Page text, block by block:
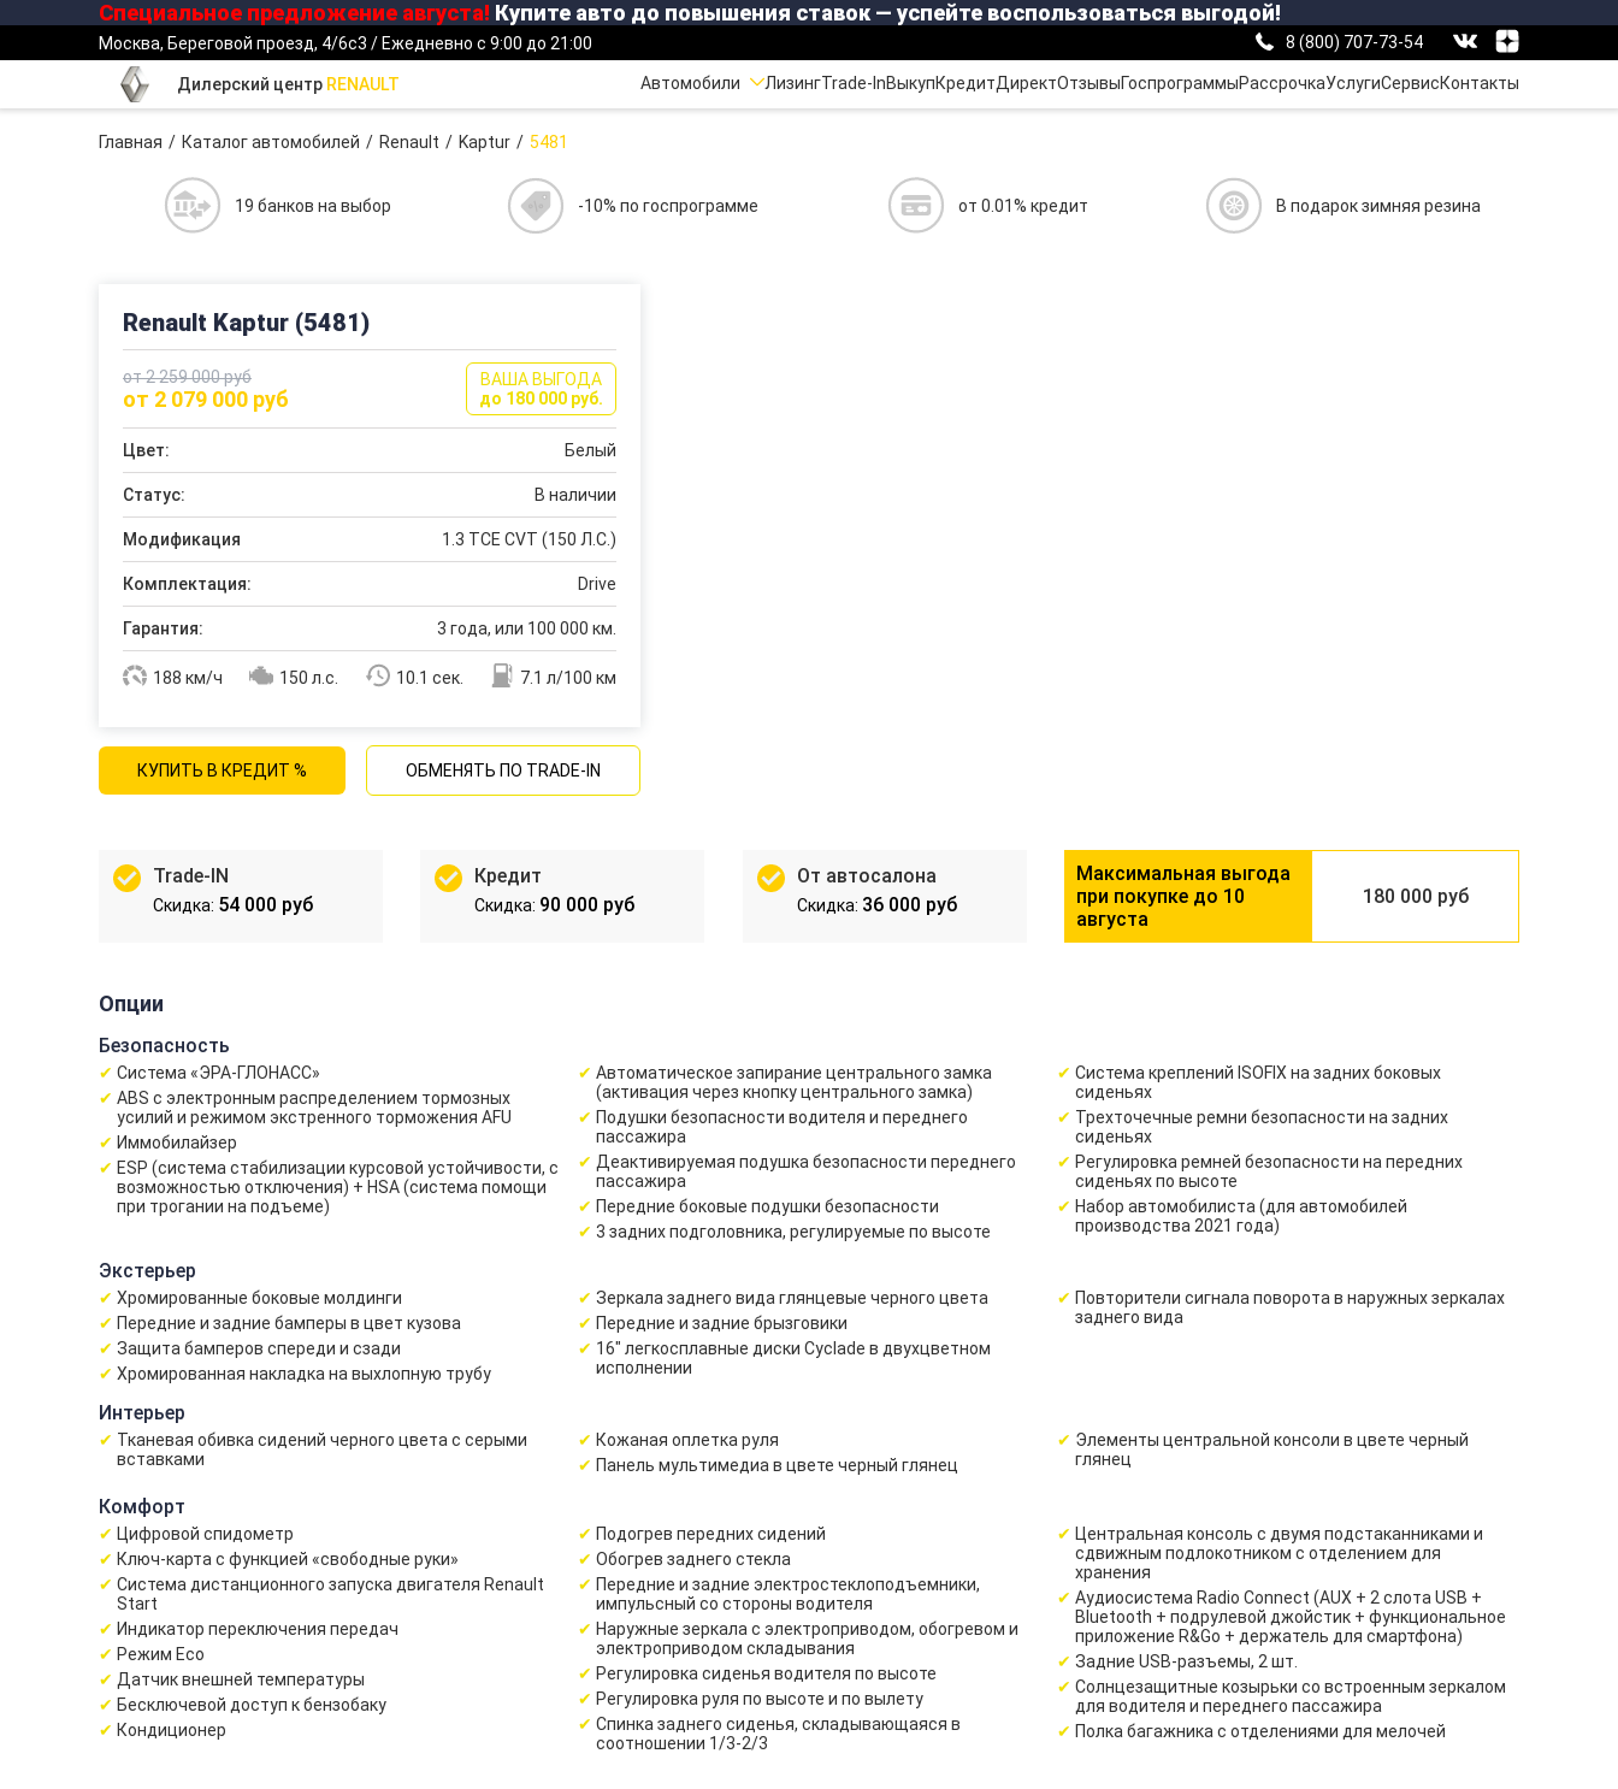
Специальное предложение августа! Купите авто до повышения ставок — успейте воспользоваться выгодой!
Москва, Береговой проезд, 4/6с3 / Ежедневно с 9:00 до 21:00 8 (800) 707-73-54
Дилерский центр RENAULT Автомобили ЛизингTrade-InВыкупКредитДиректОтзывыГоспрограммыРассрочкаУслугиСервисКонтакты
Главная Каталог автомобилей Renault Kaptur 5481
19 банков на выбор -10% по госпрограмме от 0.01% кредит В подарок зимняя резина
Renault Kaptur (5481)
от 2 259 000 руб
от 2 079 000 руб
ВАША ВЫГОДА
до 180 000 руб.
Цвет: Белый
Статус: В наличии
Модификация 1.3 TCE CVT (150 Л.С.)
Комплектация: Drive
Гарантия: 3 года, или 100 000 км.
188 км/ч 150 л.с. 10.1 сек. 7.1 л/100 км
КУПИТЬ В КРЕДИТ % ОБМЕНЯТЬ ПО TRADE-IN
Trade-IN
54 000 руб
Кредит
90 000 руб
От автосалона
36 000 руб
10
августа
180 000 руб
Опции
Безопасность
Система «ЭРА-ГЛОНАСС»
ABS с электронным распределением тормозных
усилий и режимом экстренного торможения AFU
Иммобилайзер
ESP (система стабилизации курсовой устойчивости, c
возможностью отключения) + HSA (система помощи
при трогании на подъеме)
Автоматическое запирание центрального замка
(активация через кнопку центрального замка)
Подушки безопасности водителя и переднего
пассажира
Деактивируемая подушка безопасности переднего
пассажира
Передние боковые подушки безопасности
3 задних подголовника, регулируемые по высоте
Система креплений ISOFIX на задних боковых
сиденьях
Трехточечные ремни безопасности на задних
сиденьях
Регулировка ремней безопасности на передних
сиденьях по высоте
Набор автомобилиста (для автомобилей
производства 2021 года)
Экстерьер
Хромированные боковые молдинги
Передние и задние бамперы в цвет кузова
Защита бамперов спереди и сзади
Хромированная накладка на выхлопную трубу
Зеркала заднего вида глянцевые черного цвета
Передние и задние брызговики
16" легкосплавные диски Cyclade в двухцветном
исполнении
Повторители сигнала поворота в наружных зеркалах
заднего вида
Интерьер
Тканевая обивка сидений черного цвета c серыми
вставками
Кожаная оплетка руля
Панель мультимедиа в цвете черный глянец
Элементы центральной консоли в цвете черный
глянец
Комфорт
Цифровой спидометр
Ключ-карта с функцией «свободные руки»
Система дистанционного запуска двигателя Renault
Start
Индикатор переключения передач
Режим Eco
Датчик внешней температуры
Бесключевой доступ к бензобаку
Кондиционер
Подогрев передних сидений
Обогрев заднего стекла
Передние и задние электростеклоподъемники,
импульсный со стороны водителя
Наружные зеркала с электроприводом, обогревом и
электроприводом складывания
Регулировка сиденья водителя по высоте
Регулировка руля по высоте и по вылету
Спинка заднего сиденья, складывающаяся в
соотношении 1/3-2/3
Центральная консоль с двумя подстаканниками и
сдвижным подлокотником с отделением для
хранения
Аудиосистема Radio Connect (AUX + 2 слота USB +
Bluetooth + подрулевой джойстик + функциональное
приложение R&Go + держатель для смартфона)
Задние USB-разъемы, 2 шт.
Солнцезащитные козырьки со встроенным зеркалом
для водителя и переднего пассажира
Полка багажника с отделениями для мелочей